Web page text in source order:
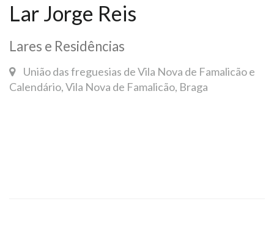
Lar Jorge Reis
Lares e Residências
União das freguesias de Vila Nova de Famalicão e
Calendário, Vila Nova de Famalicão, Braga